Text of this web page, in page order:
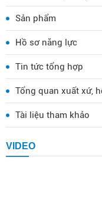
Sản phẩm
Hồ sơ năng lực
Tin tức tổng hợp
Tổng quan xuất xứ,
Tài liệu tham khảo
VIDEO